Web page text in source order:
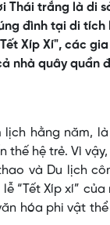
Thái trắng là di
đình tại di tích
Xíp Xí", các
nhà quây quần
lịch hằng năm,
thế hệ trẻ. Vì
và Du lịch
“Tết Xíp xí” của
hóa phi vật